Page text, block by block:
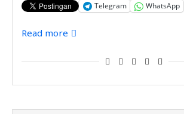
Telegram WhatsApp
Read more